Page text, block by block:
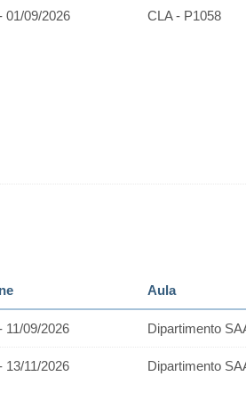
01/09/2026 CLA - P1058
Aula
11/09/2026 Dipartimento
13/11/2026 Dipartimento